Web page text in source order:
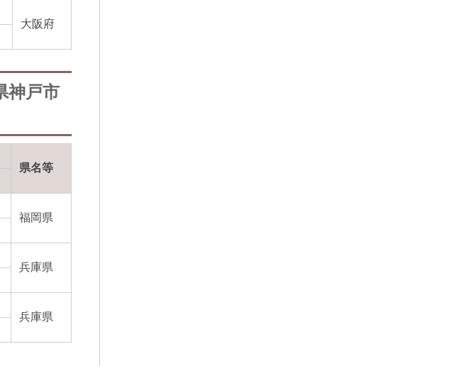
大阪府
神戸市
県名等
福岡県
兵庫県
兵庫県